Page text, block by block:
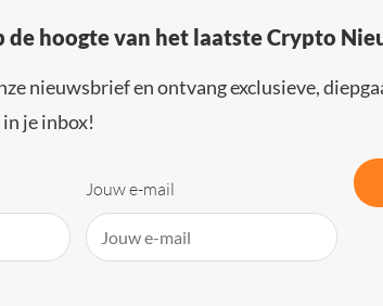
de hoogte van het laatste Crypto
nieuwsbrief en ontvang exclusieve,
je inbox!
Jouw e-mail